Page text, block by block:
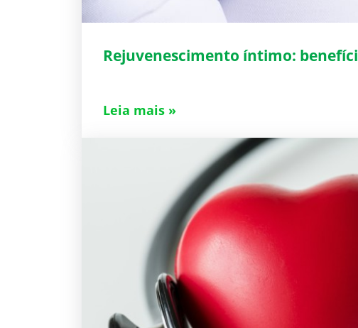
Rejuvenescimento íntimo:
Leia mais »